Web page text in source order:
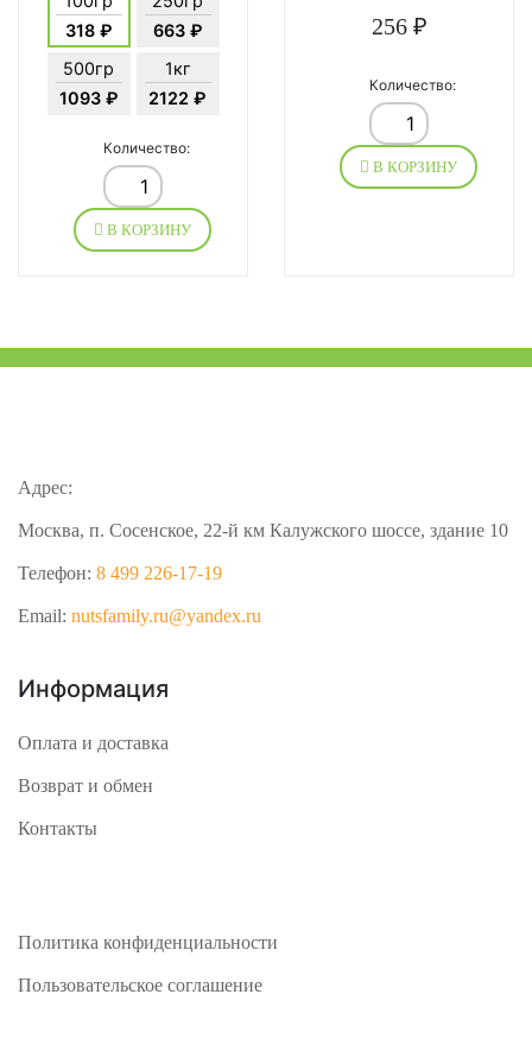
318 ₽
663 ₽
500гр
1093 ₽
1кг
2122 ₽
Количество:
В КОРЗИНУ
256 ₽
Количество:
В КОРЗИНУ
Адрес:
Москва, п. Сосенское, 22-й км Калужского шоссе, здание 10
Телефон: 8 499 226-17-19
Email: nutsfamily.ru@yandex.ru
Информация
Оплата и доставка
Возврат и обмен
Контакты
Политика конфиденциальности
Пользовательское соглашение